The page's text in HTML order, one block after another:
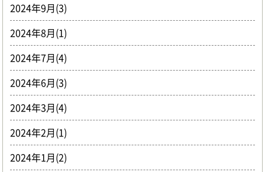
2024年9月(3)
2024年8月(1)
2024年7月(4)
2024年6月(3)
2024年3月(4)
2024年2月(1)
2024年1月(2)